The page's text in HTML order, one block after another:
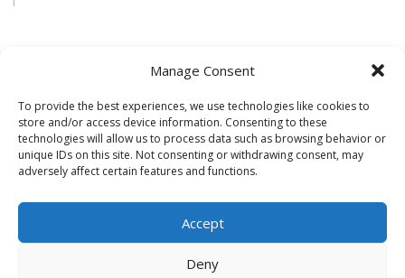
Manage Consent
To provide the best experiences, we use technologies like cookies to
store and/or access device information. Consenting to these
technologies will allow us to process data such as browsing behavior or
unique IDs on this site. Not consenting or withdrawing consent, may
adversely affect certain features and functions.
Accept
Deny